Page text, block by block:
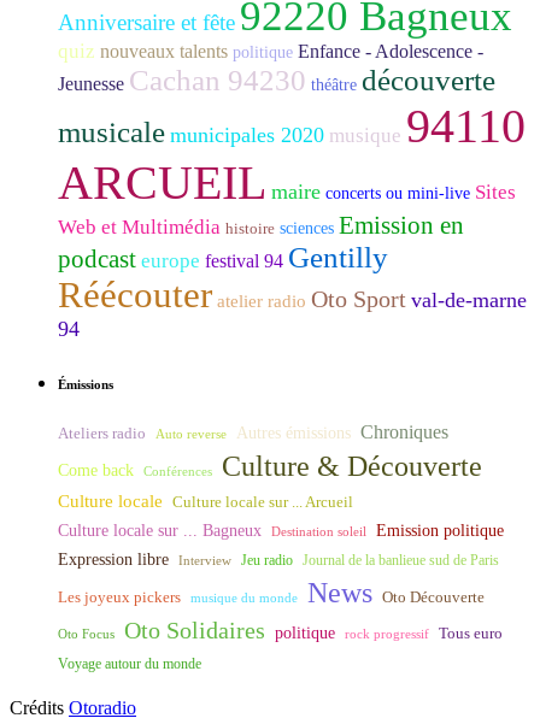
Anniversaire et fête 92220 Bagneux
quiz nouveaux talents politique Enfance - Adolescence -
Jeunesse Cachan 94230 théâtre découverte
musicale municipales 2020 musique 94110
ARCUEIL maire concerts ou mini-live Sites
Web et Multimédia histoire sciences Emission en
podcast europe festival 94 Gentilly
Réécouter atelier radio Oto Sport val-de-marne
94
Émissions
Ateliers radio Auto reverse Autres émissions Chroniques
Come back Conférences Culture & Découverte
Culture locale Culture locale sur ... Arcueil
Culture locale sur ... Bagneux Destination soleil Emission politique
Expression libre Interview Jeu radio Journal de la banlieue sud de Paris
Les joyeux pickers musique du monde News Oto Découverte
Oto Focus Oto Solidaires politique rock progressif Tous euro
Voyage autour du monde
Crédits Otoradio